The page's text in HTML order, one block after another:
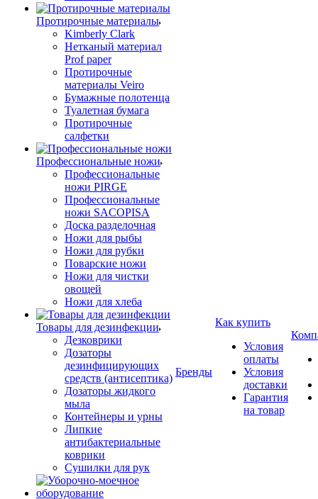
Протирочные материалы
Kimberly Clark
Нетканый материал
Prof paper
Протирочные
материалы Veiro
Бумажные полотенца
Туалетная бумага
Протирочные
салфетки
Профессиональные ножи
Профессиональные
ножи PIRGE
Профессиональные
ножи SACOPISA
Доска разделочная
Ножи для рыбы
Ножи для рубки
Поварские ножи
Ножи для чистки
овощей
Ножи для хлеба
Товары для дезинфекции
Дезковрики
Дозаторы
дезинфицирующих
средств (антисептика)
Дозаторы жидкого
мыла
Контейнеры и урны
Липкие
антибактериальные
коврики
Сушилки для рук
Бренды
Как купить
Условия
оплаты
Условия
доставки
Гарантия
на товар